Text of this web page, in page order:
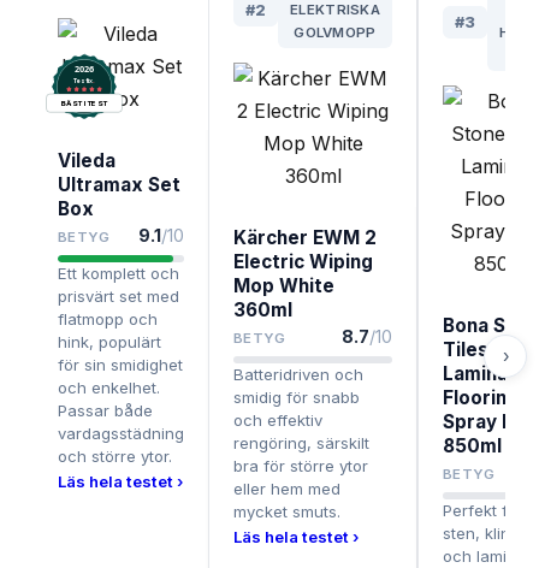
2026
Testix.
BÄST I TEST
Vileda
Ultramax Set
Box
BETYG 9.1/10
Ett komplett och
prisvärt set med
flatmopp och
hink, populärt
för sin smidighet
och enkelhet.
Passar både
vardagsstädning
och större ytor.
Läs hela testet ›
#2
ELEKTRISKA
GOLVMOPP
Kärcher EWM 2
Electric Wiping
Mop White
360ml
BETYG 8.7/10
Batteridriven och
smidig för snabb
och effektiv
rengöring, särskilt
bra för större ytor
eller hem med
mycket smuts.
Läs hela testet ›
#3
Bona
Tiles
Laminate
Flooring
Spray
850ml
BETYG
Perfekt för
sten, klinker
och laminat
›